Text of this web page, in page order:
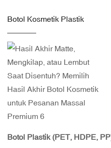
Botol Kosmetik Plastik
Botol Plastik(PET, HDPE,